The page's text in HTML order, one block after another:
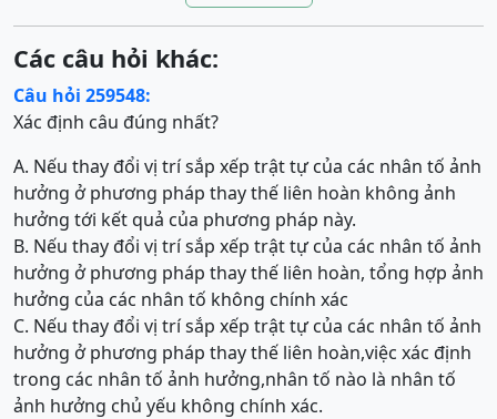
Các câu hỏi khác:
Câu hỏi 259548:
Xác định câu đúng nhất?
A. Nếu thay đổi vị trí sắp xếp trật tự của các nhân tố ảnh
hưởng ở phương pháp thay thế liên hoàn không ảnh
hưởng tới kết quả của phương pháp này.
B. Nếu thay đổi vị trí sắp xếp trật tự của các nhân tố ảnh
hưởng ở phương pháp thay thế liên hoàn, tổng hợp ảnh
hưởng của các nhân tố không chính xác
C. Nếu thay đổi vị trí sắp xếp trật tự của các nhân tố ảnh
hưởng ở phương pháp thay thế liên hoàn,việc xác định
trong các nhân tố ảnh hưởng,nhân tố nào là nhân tố
ảnh hưởng chủ yếu không chính xác.